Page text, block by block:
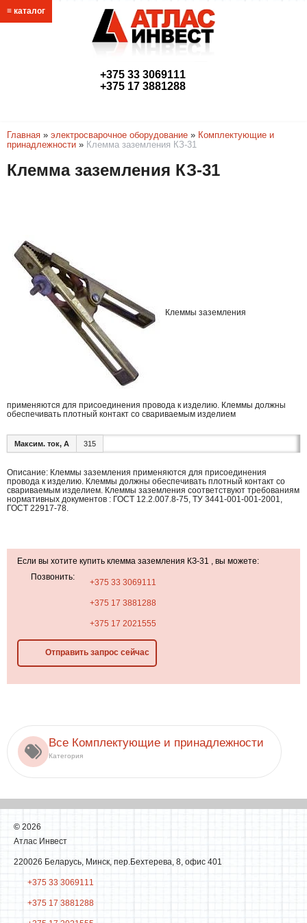
≡ каталог
+375 33 3069111
+375 17 3881288
Главная » электросварочное оборудование » Комплектующие и
принадлежности » Клемма заземления КЗ-31
Клемма заземления КЗ-31
Клеммы заземления
применяются для присоединения провода к изделию. Клеммы должны
обеспечивать плотный контакт со свариваемым изделием
Максим. ток, А 315
Описание: Клеммы заземления применяются для присоединения
провода к изделию. Клеммы должны обеспечивать плотный контакт со
свариваемым изделием. Клеммы заземления соответствуют требованиям
нормативных документов : ГОСТ 12.2.007.8-75, ТУ 3441-001-001-2001,
ГОСТ 22917-78.
Если вы хотите купить клемма заземления КЗ-31 , вы можете:
Позвонить:
+375 33 3069111
+375 17 3881288
+375 17 2021555
Отправить запрос сейчас
Все Комплектующие и принадлежности
Категория
© 2026
Атлас Инвест
220026 Беларусь, Минск, пер.Бехтерева, 8, офис 401
+375 33 3069111
+375 17 3881288